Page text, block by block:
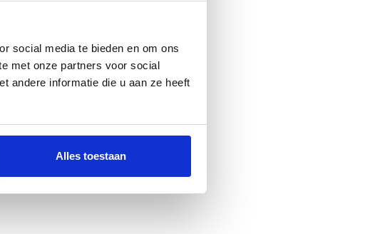
social media te bieden en om ons
met onze partners voor social
andere informatie die u aan ze heeft
Alles toestaan